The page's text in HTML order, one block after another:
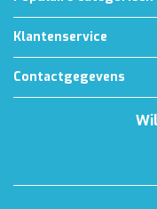
Klantenservice
Contactgegevens